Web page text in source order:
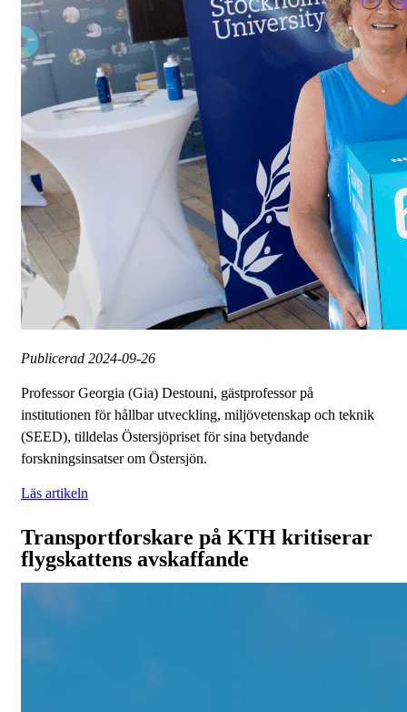
Publicerad 2024-09-26
Professor Georgia (Gia) Destouni, gästprofessor på
institutionen för hållbar utveckling, miljövetenskap och teknik
(SEED), tilldelas Östersjöpriset för sina betydande
forskningsinsatser om Östersjön.
Läs artikeln
Transportforskare på KTH kritiserar
flygskattens avskaffande